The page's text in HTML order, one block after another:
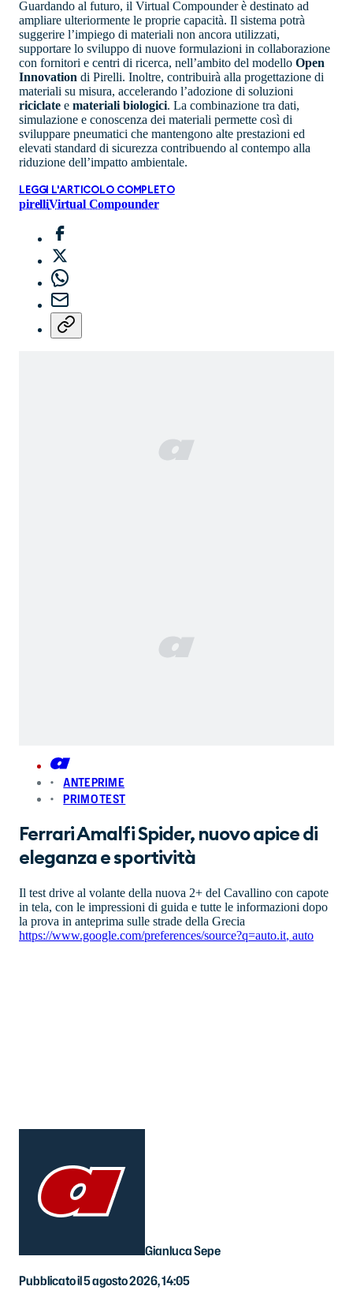
Guardando al futuro, il Virtual Compounder è destinato ad
ampliare ulteriormente le proprie capacità. Il sistema potrà
suggerire l’impiego di materiali non ancora utilizzati,
supportare lo sviluppo di nuove formulazioni in collaborazione
con fornitori e centri di ricerca, nell’ambito del modello Open
Innovation di Pirelli. Inoltre, contribuirà alla progettazione di
materiali su misura, accelerando l’adozione di soluzioni
riciclate e materiali biologici. La combinazione tra dati,
simulazione e conoscenza dei materiali permette così di
sviluppare pneumatici che mantengono alte prestazioni ed
elevati standard di sicurezza contribuendo al contempo alla
riduzione dell’impatto ambientale.
LEGGI L'ARTICOLO COMPLETO
pirelliVirtual Compounder
ANTEPRIME
PRIMO TEST
Ferrari Amalfi Spider, nuovo apice di
eleganza e sportività
Il test drive al volante della nuova 2+ del Cavallino con capote
in tela, con le impressioni di guida e tutte le informazioni dopo
la prova in anteprima sulle strade della Grecia
https://www.google.com/preferences/source?q=auto.it, auto
Gianluca Sepe
Pubblicato il 5 agosto 2026, 14:05